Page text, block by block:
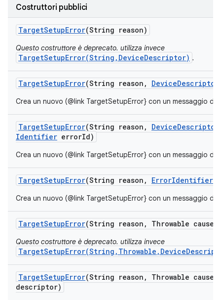
Costruttori pubblici
TargetSetupError(String reason)
Questo costruttore è deprecato. utilizza invece
TargetSetupError(String,DeviceDescriptor) .
TargetSetupError(String reason , DeviceDescriptor
Crea un nuovo (@link TargetSetupError} con un messaggio di
TargetSetupError(String reason , DeviceDescriptor
Identifier errorId)
Crea un nuovo (@link TargetSetupError} con un messaggio di
TargetSetupError(String reason , ErrorIdentifier
Crea un nuovo (@link TargetSetupError} con un messaggio di
TargetSetupError(String reason , Throwable cause)
Questo costruttore è deprecato. utilizza invece
TargetSetupError(String reason , Throwable cause
descriptor)